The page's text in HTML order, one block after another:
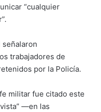
“cualquier
señalaron
trabajadores de
por la Policía.
militar fue citado este
—en las